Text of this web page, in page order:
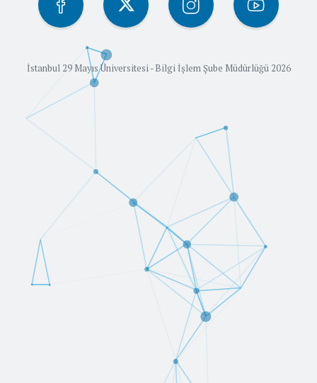
İstanbul 29 Mayıs Üniversitesi - Bilgi İşlem Şube Müdürlüğü 2026